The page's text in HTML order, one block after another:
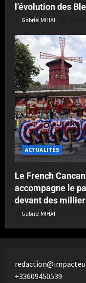
l’évolution des
Gabriel MIHAI
ACTUALITÉS
Le French
accompagne le
devant des
Gabriel MIHAI
+33609450539